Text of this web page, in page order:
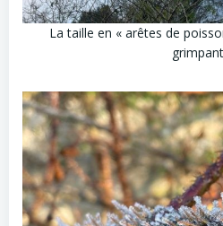
La taille en « arêtes de